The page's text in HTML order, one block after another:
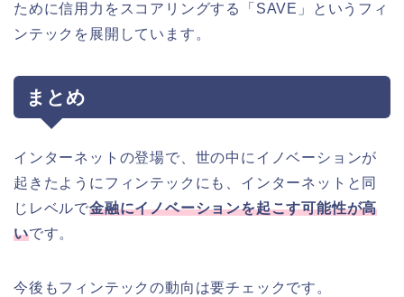
ために信用力をスコアリングする「SAVE」というフィ
ンテックを展開しています。
まとめ
インターネットの登場で、世の中にイノベーションが
起きたようにフィンテックにも、インターネットと同
じレベルで金融にイノベーションを起こす可能性が高
いです。
今後もフィンテックの動向は要チェックです。